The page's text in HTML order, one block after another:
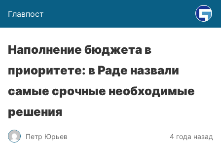
Главпост
Наполнение бюджета в
приоритете: в Раде назвали
самые срочные необходимые
решения
Петр Юрьев 4 года назад